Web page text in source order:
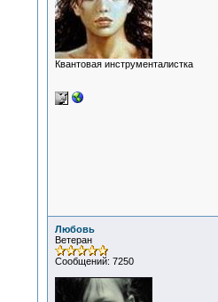
Квантовая инструменталистка
Любовь
Ветеран
Сообщений: 7250